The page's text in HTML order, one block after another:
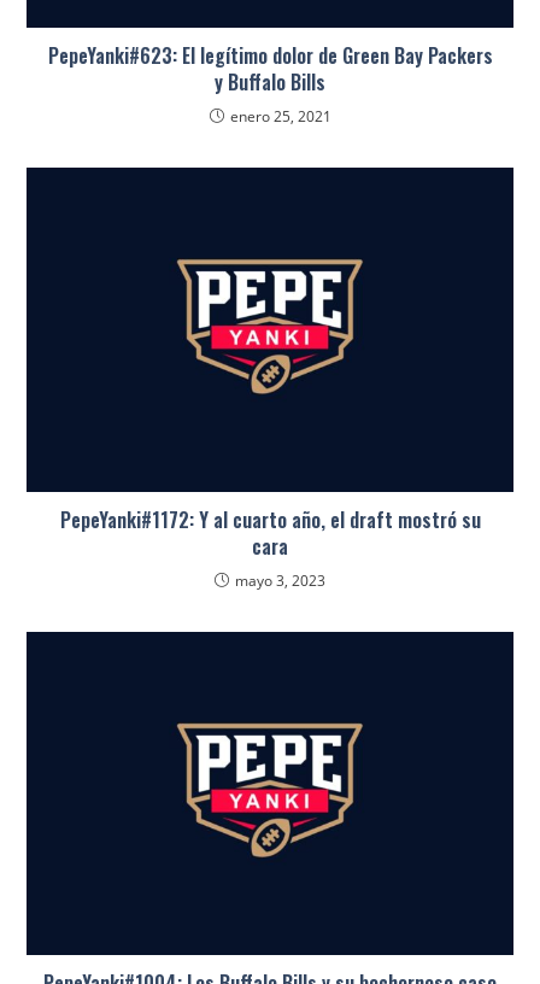
PepeYanki#623: El legítimo dolor de Green Bay Packers
y Buffalo Bills
enero 25, 2021
PepeYanki#1172: Y al cuarto año, el draft mostró su
cara
mayo 3, 2023